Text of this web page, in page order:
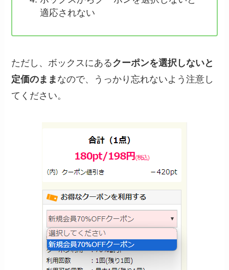
適応されない
ただし、ボックスにあるクーポンを選択しないと
定価のまま なので、うっかり忘れないよう注意し
てください。